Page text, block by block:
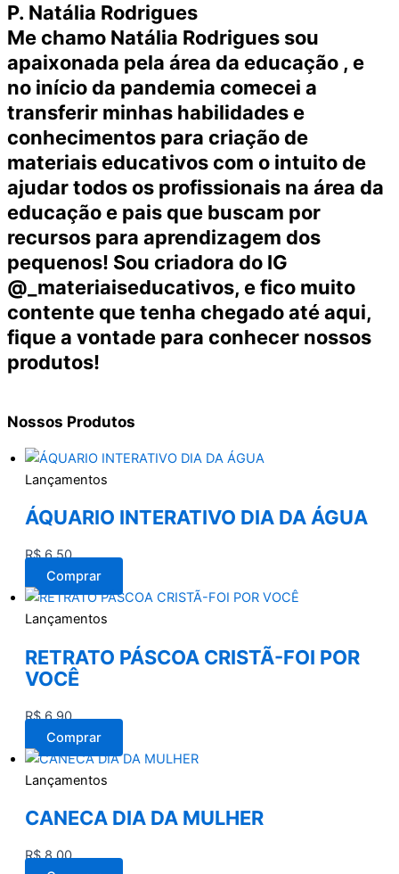
P. Natália Rodrigues
Me chamo Natália Rodrigues sou
apaixonada pela área da educação , e
no início da pandemia comecei a
transferir minhas habilidades e
conhecimentos para criação de
materiais educativos com o intuito de
ajudar todos os profissionais na área da
educação e pais que buscam por
recursos para aprendizagem dos
pequenos! Sou criadora do IG
@_materiaiseducativos, e fico muito
contente que tenha chegado até aqui,
fique a vontade para conhecer nossos
produtos!
Nossos Produtos
Lançamentos
ÁQUARIO INTERATIVO DIA DA ÁGUA
R$6,50
Comprar
Lançamentos
RETRATO PÁSCOA CRISTÃ-FOI POR
VOCÊ
R$6,90
Comprar
Lançamentos
CANECA DIA DA MULHER
R$8,00